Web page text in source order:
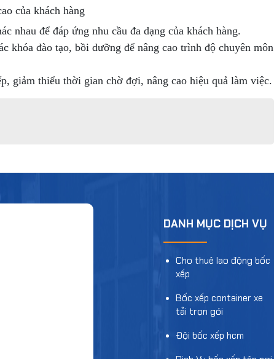
của khách hàng
nhau để đáp ứng nhu cầu đa dạng của khách hàng.
khóa đào tạo, bồi dưỡng để nâng cao trình độ chuyên môn
giảm thiểu thời gian chờ đợi, nâng cao hiệu quả làm việc.
DANH MỤC DỊCH VỤ
Cho thuê lao động bốc
xếp
Bốc xếp container xe
tải trọn gói
Đội bốc xếp hcm